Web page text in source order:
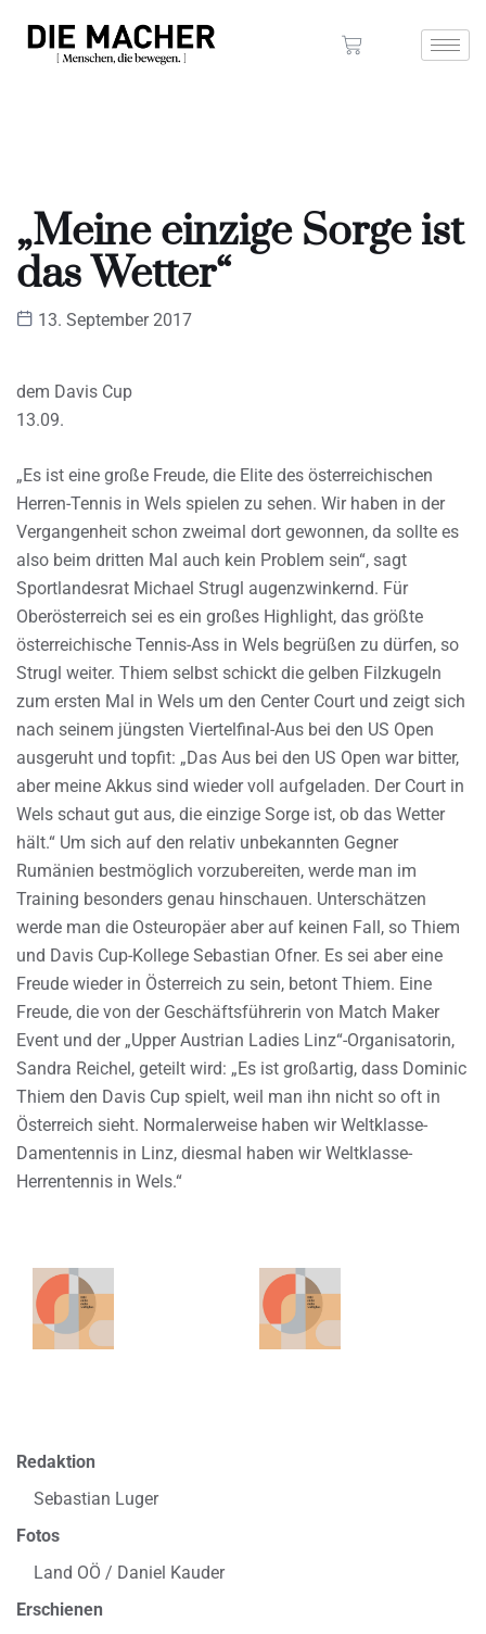
„Meine einzige Sorge ist
das Wetter“
13. September 2017
dem Davis Cup
13.09.
„Es ist eine große Freude, die Elite des österreichischen
Herren-Tennis in Wels spielen zu sehen. Wir haben in der
Vergangenheit schon zweimal dort gewonnen, da sollte es
also beim dritten Mal auch kein Problem sein“, sagt
Sportlandesrat Michael Strugl augenzwinkernd. Für
Oberösterreich sei es ein großes Highlight, das größte
österreichische Tennis-Ass in Wels begrüßen zu dürfen, so
Strugl weiter. Thiem selbst schickt die gelben Filzkugeln
zum ersten Mal in Wels um den Center Court und zeigt sich
nach seinem jüngsten Viertelfinal-Aus bei den US Open
ausgeruht und topfit: „Das Aus bei den US Open war bitter,
aber meine Akkus sind wieder voll aufgeladen. Der Court in
Wels schaut gut aus, die einzige Sorge ist, ob das Wetter
hält.“ Um sich auf den relativ unbekannten Gegner
Rumänien bestmöglich vorzubereiten, werde man im
Training besonders genau hinschauen. Unterschätzen
werde man die Osteuropäer aber auf keinen Fall, so Thiem
und Davis Cup-Kollege Sebastian Ofner. Es sei aber eine
Freude wieder in Österreich zu sein, betont Thiem. Eine
Freude, die von der Geschäftsführerin von Match Maker
Event und der „Upper Austrian Ladies Linz“-Organisatorin,
Sandra Reichel, geteilt wird: „Es ist großartig, dass Dominic
Thiem den Davis Cup spielt, weil man ihn nicht so oft in
Österreich sieht. Normalerweise haben wir Weltklasse-
Damentennis in Linz, diesmal haben wir Weltklasse-
Herrentennis in Wels.“
Redaktion
Sebastian Luger
Fotos
Land OÖ / Daniel Kauder
Erschienen